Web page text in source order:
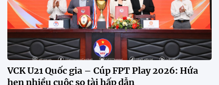
HLV Kim Sang Sik: "ĐT Việt Nam sẽ tung đội
hình mạnh nhất trước Campuchia"
CĐV vượt gần 80 km từ 5h30 sáng để mua vé xem
tuyển Việt Nam